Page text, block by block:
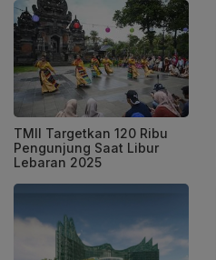
TMII Targetkan 120 Ribu
Pengunjung Saat Libur
Lebaran 2025